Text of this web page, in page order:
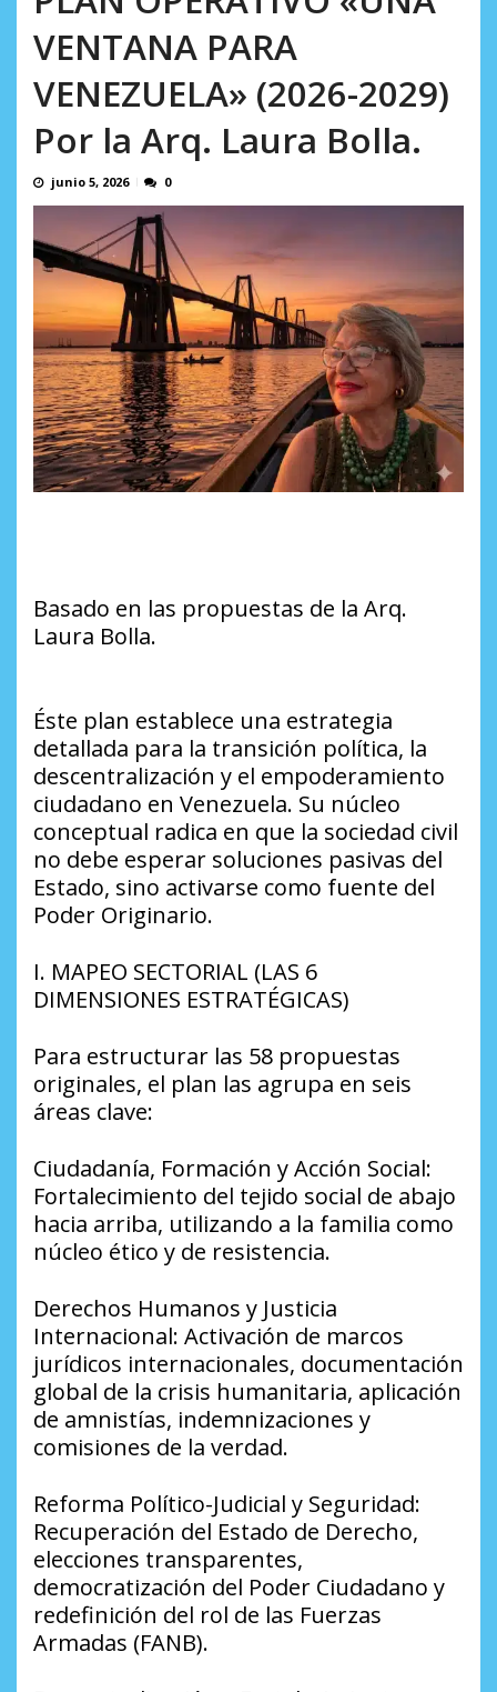
VENTANA PARA
VENEZUELA» (2026-2029)
Por la Arq. Laura Bolla.
junio 5, 2026 0
Basado en las propuestas de la Arq.
Laura Bolla.
​Éste plan establece una estrategia
detallada para la transición política, la
descentralización y el empoderamiento
ciudadano en Venezuela. Su núcleo
conceptual radica en que la sociedad civil
no debe esperar soluciones pasivas del
Estado, sino activarse como fuente del
Poder Originario.
​I. MAPEO SECTORIAL (LAS 6
DIMENSIONES ESTRATÉGICAS)
​Para estructurar las 58 propuestas
originales, el plan las agrupa en seis
áreas clave:
​Ciudadanía, Formación y Acción Social:
Fortalecimiento del tejido social de abajo
hacia arriba, utilizando a la familia como
núcleo ético y de resistencia.
​Derechos Humanos y Justicia
Internacional: Activación de marcos
jurídicos internacionales, documentación
global de la crisis humanitaria, aplicación
de amnistías, indemnizaciones y
comisiones de la verdad.
​Reforma Político-Judicial y Seguridad:
Recuperación del Estado de Derecho,
elecciones transparentes,
democratización del Poder Ciudadano y
redefinición del rol de las Fuerzas
Armadas (FANB).